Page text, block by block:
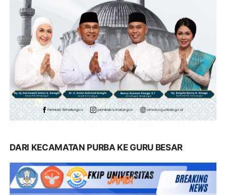
DARI KECAMATAN PURBA KE GURU BESAR